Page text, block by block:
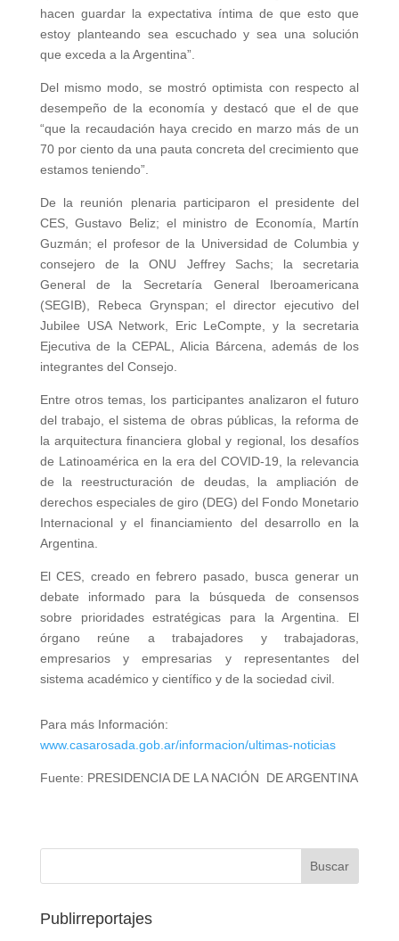
hacen guardar la expectativa íntima de que esto que
estoy planteando sea escuchado y sea una solución
que exceda a la Argentina”.
Del mismo modo, se mostró optimista con respecto al
desempeño de la economía y destacó que el de que
“que la recaudación haya crecido en marzo más de un
70 por ciento da una pauta concreta del crecimiento que
estamos teniendo”.
De la reunión plenaria participaron el presidente del
CES, Gustavo Beliz; el ministro de Economía, Martín
Guzmán; el profesor de la Universidad de Columbia y
consejero de la ONU Jeffrey Sachs; la secretaria
General de la Secretaría General Iberoamericana
(SEGIB), Rebeca Grynspan; el director ejecutivo del
Jubilee USA Network, Eric LeCompte, y la secretaria
Ejecutiva de la CEPAL, Alicia Bárcena, además de los
integrantes del Consejo.
Entre otros temas, los participantes analizaron el futuro
del trabajo, el sistema de obras públicas, la reforma de
la arquitectura financiera global y regional, los desafíos
de Latinoamérica en la era del COVID-19, la relevancia
de la reestructuración de deudas, la ampliación de
derechos especiales de giro (DEG) del Fondo Monetario
Internacional y el financiamiento del desarrollo en la
Argentina.
El CES, creado en febrero pasado, busca generar un
debate informado para la búsqueda de consensos
sobre prioridades estratégicas para la Argentina. El
órgano reúne a trabajadores y trabajadoras,
empresarios y empresarias y representantes del
sistema académico y científico y de la sociedad civil.
Para más Información:
www.casarosada.gob.ar/informacion/ultimas-noticias
Fuente: PRESIDENCIA DE LA NACIÓN DE ARGENTINA
Publirreportajes